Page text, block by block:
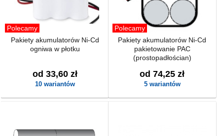
Polecamy
Pakiety akumulatorów Ni-Cd
ogniwa w płotku
od 33,60 zł
10 wariantów
Polecamy
Pakiety akumulatorów Ni-Cd
pakietowanie PAC
(prostopadłościan)
od 74,25 zł
5 wariantów